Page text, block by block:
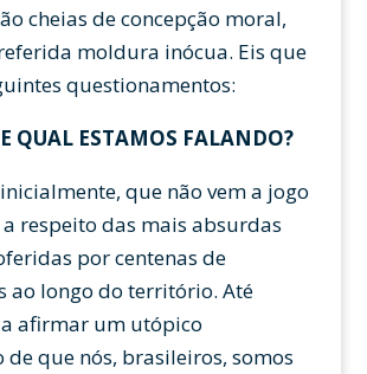
cheias de concepção moral,
moldura inócua. Eis que
questionamentos:
QUAL ESTAMOS FALANDO?
que não vem a jogo
respeito das mais absurdas
por centenas de
ao longo do território. Até
afirmar um utópico
de que nós, brasileiros, somos